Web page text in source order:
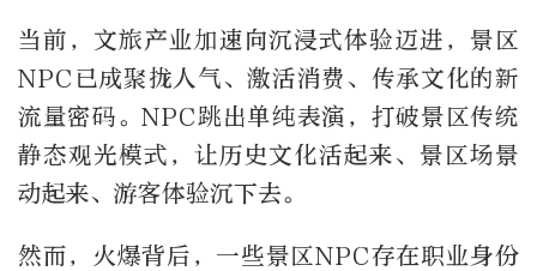
当前，文旅产业加速向沉浸式体验迈进，景区
NPC已成聚拢人气、激活消费、传承文化的新
流量密码。NPC跳出单纯表演，打破景区传统
静态观光模式，让历史文化活起来、景区场景
动起来、游客体验沉下去。
然而，火爆背后，一些景区NPC存在职业身份